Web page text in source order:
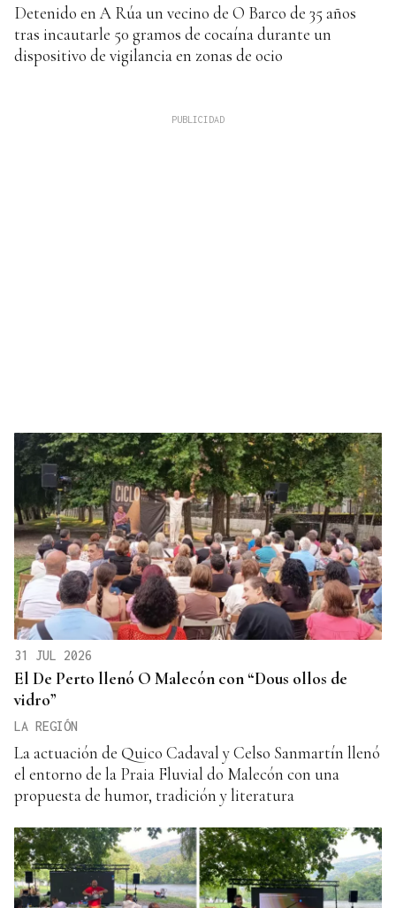
Detenido en A Rúa un vecino de O Barco de 35 años
tras incautarle 50 gramos de cocaína durante un
dispositivo de vigilancia en zonas de ocio
31 JUL 2026
El De Perto llenó O Malecón con “Dous ollos de
vidro”
LA REGIÓN
La actuación de Quico Cadaval y Celso Sanmartín llenó
el entorno de la Praia Fluvial do Malecón con una
propuesta de humor, tradición y literatura